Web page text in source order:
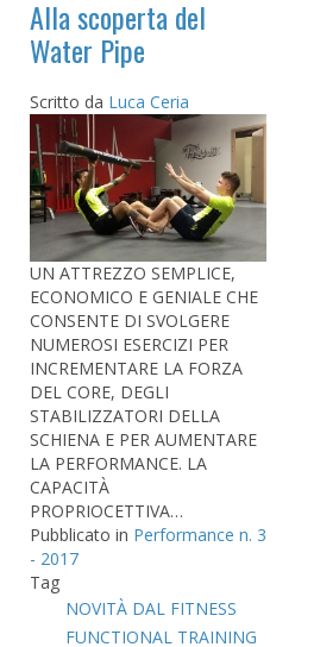
Alla scoperta del
Water Pipe
Scritto da Luca Ceria
UN ATTREZZO SEMPLICE,
ECONOMICO E GENIALE CHE
CONSENTE DI SVOLGERE
NUMEROSI ESERCIZI PER
INCREMENTARE LA FORZA
DEL CORE, DEGLI
STABILIZZATORI DELLA
SCHIENA E PER AUMENTARE
LA PERFORMANCE. LA
CAPACITÀ
PROPRIOCETTIVA…
Pubblicato in Performance n. 3
- 2017
Tag
NOVITÀ DAL FITNESS
FUNCTIONAL TRAINING